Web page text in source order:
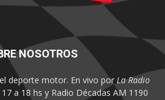
NOSOTROS
deporte motor. En vivo por La Radio
a 18 hs y Radio Décadas AM 1190